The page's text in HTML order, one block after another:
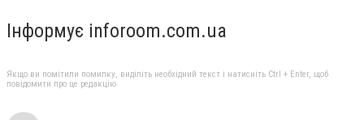
Інформує inforoom.com.ua
Якщо ви помітили помилку, виділіть необхідний текст і натисніть Ctrl + Enter, щоб
повідомити про це редакцію